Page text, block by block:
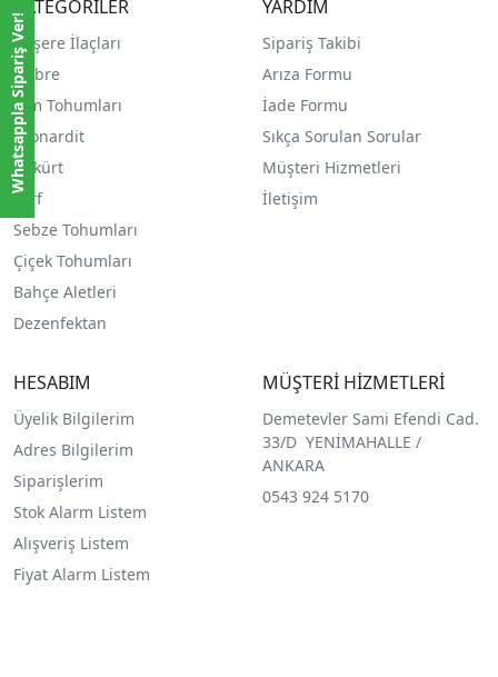
KATEGORİLER
Haşere İlaçları
Gübre
Çim Tohumları
Leonardit
Kükürt
Torf
Sebze Tohumları
Çiçek Tohumları
Bahçe Aletleri
Dezenfektan
YARDIM
Sipariş Takibi
Arıza Formu
İade Formu
Sıkça Sorulan Sorular
Müşteri Hizmetleri
İletişim
HESABIM
Üyelik Bilgilerim
Adres Bilgilerim
Siparişlerim
Stok Alarm Listem
Alışveriş Listem
Fiyat Alarm Listem
MÜŞTERİ HİZMETLERİ
Demetevler Sami Efendi Cad.
33/D YENİMAHALLE /
ANKARA
0543 924 5170
Whatsappla Sipariş Ver!